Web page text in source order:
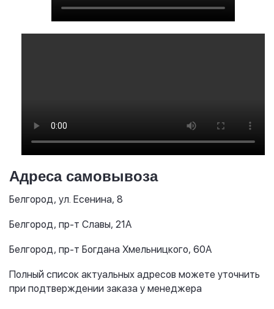
Адреса самовывоза
Белгород, ул. Есенина, 8
Белгород, пр-т Славы, 21А
Белгород, пр-т Богдана Хмельницкого, 60А
Полный список актуальных адресов можете уточнить
при подтверждении заказа у менеджера